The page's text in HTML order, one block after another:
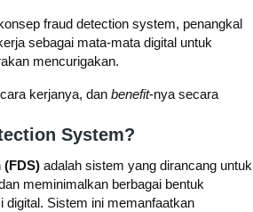
fraud detection system, penangkal
sebagai mata-mata digital untuk
mencurigakan.
kerjanya, dan benefit-nya secara
System?
(FDS) adalah sistem yang dirancang untuk
meminimalkan berbagai bentuk
digital. Sistem ini memanfaatkan